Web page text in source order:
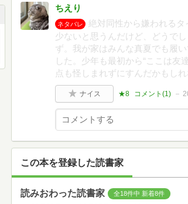
ちえり
ネタバレ
絶対同性から嫌われる
少ないと思うんだけど、どうで
ず。我が家はみんな真夏でも履
した。少年も最初から“ここは友
点も怪しまれずにすんだかもし
ナイス ★8 コメント(1)
この本を登録した読書家
読みおわった読書家 全18件中 新着8件